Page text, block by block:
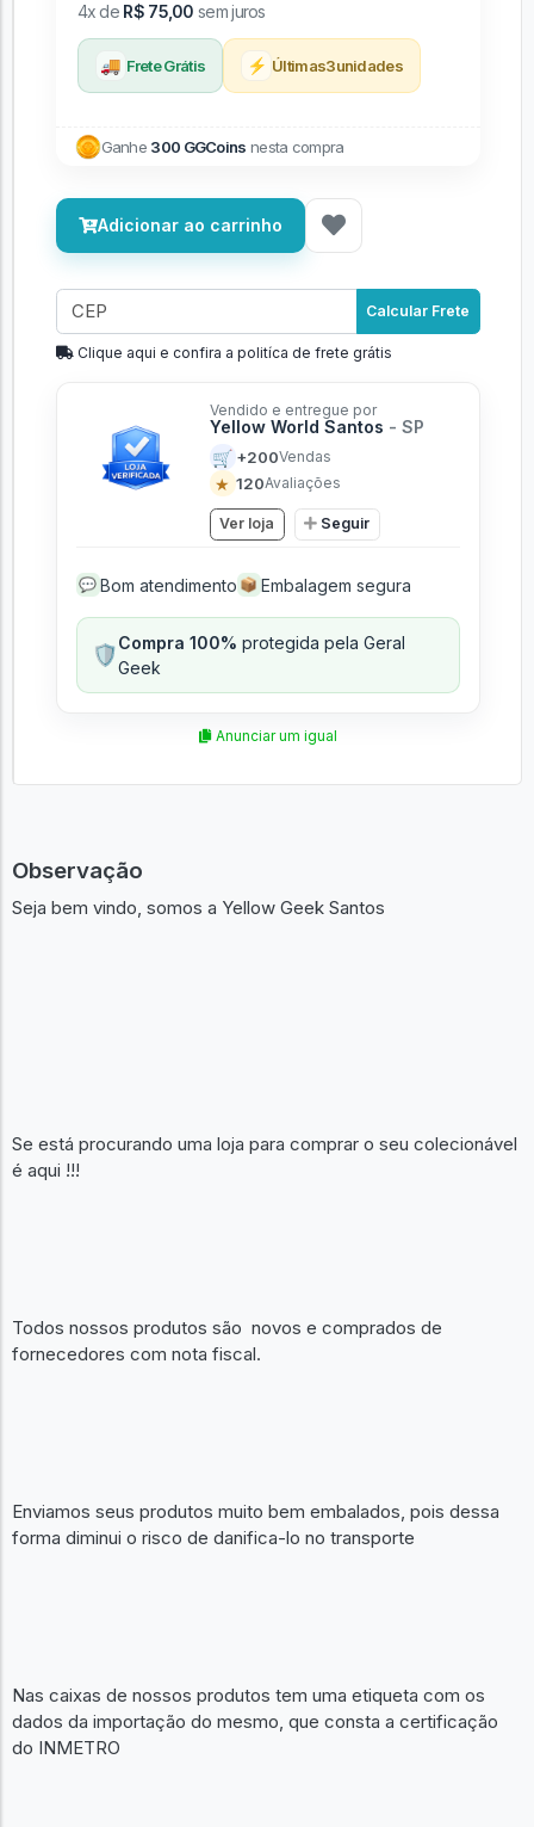
4x de R$ 75,00 sem juros
🚚 Frete Grátis ⚡ Últimas3unidades
Ganhe 300 GGCoins nesta compra
Adicionar ao carrinho
Calcular Frete
Clique aqui e confira a politíca de frete grátis
Vendido e entregue por
Yellow World Santos - SP
🛒 +200Vendas
★ 120Avaliações
Ver loja Seguir
💬 Bom atendimento 📦 Embalagem segura
🛡️Compra 100% protegida pela Geral
Geek
Anunciar um igual
Observação
Seja bem vindo, somos a Yellow Geek Santos
Se está procurando uma loja para comprar o seu colecionável
é aqui !!!
Todos nossos produtos são novos e comprados de
fornecedores com nota fiscal.
Enviamos seus produtos muito bem embalados, pois dessa
forma diminui o risco de danifica-lo no transporte
Nas caixas de nossos produtos tem uma etiqueta com os
dados da importação do mesmo, que consta a certificação
do INMETRO